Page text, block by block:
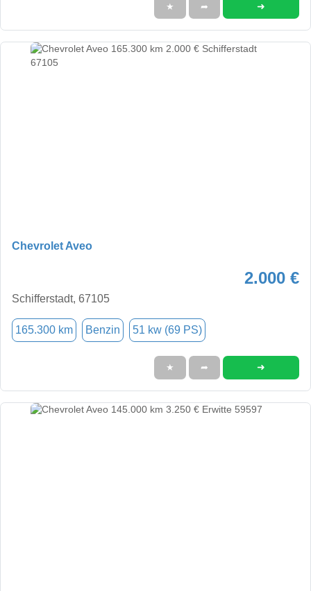
★ ➦ ➜
Chevrolet Aveo
2.000 €
Schifferstadt, 67105
165.300 km Benzin 51 kw (69 PS)
★ ➦ ➜